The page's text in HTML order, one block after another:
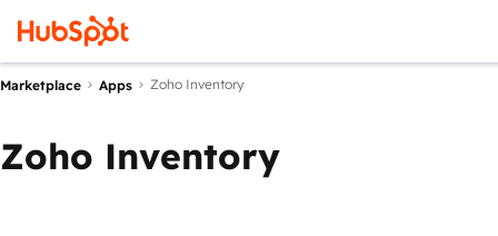
Marketplace Apps Zoho Inventory
Zoho Inventory